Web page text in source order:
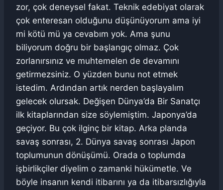
zor, çok deneysel fakat. Teknik edebiyat olarak
çok enteresan olduğunu düşünüyorum ama iyi
mi kötü mü ya cevabım yok. Ama şunu
biliyorum doğru bir başlangıç olmaz. Çok
zorlanırsınız ve muhtemelen de devamını
getirmezsiniz. O yüzden bunu not etmek
istedim. Ardından artık nerden başlayalım
gelecek olursak. Değişen Dünya’da Bir Sanatçı
ilk kitaplarından size söylemiştim. Japonya’da
geçiyor. Bu çok ilginç bir kitap. Arka planda
savaş sonrası, 2. Dünya savaş sonrası Japon
toplumunun dönüşümü. Orada o toplumda
işbirlikçiler diyelim o zamanki hükümetle. Ve
böyle insanın kendi itibarını ya da itibarsızlığıyla